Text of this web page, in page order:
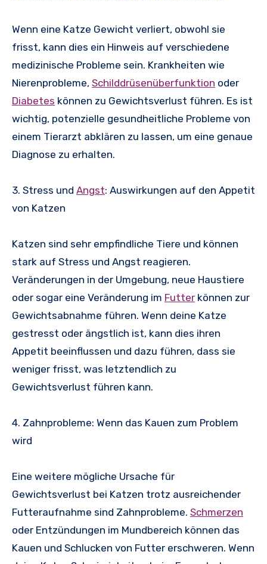
Wenn eine Katze Gewicht verliert, obwohl sie
frisst, kann dies ein Hinweis auf verschiedene
medizinische Probleme sein. Krankheiten wie
Nierenprobleme, Schilddrüsenüberfunktion oder
Diabetes können zu Gewichtsverlust führen. Es ist
wichtig, potenzielle gesundheitliche Probleme von
einem Tierarzt abklären zu lassen, um eine genaue
Diagnose zu erhalten.
3. Stress und Angst: Auswirkungen auf den Appetit
von Katzen
Katzen sind sehr empfindliche Tiere und können
stark auf Stress und Angst reagieren.
Veränderungen in der Umgebung, neue Haustiere
oder sogar eine Veränderung im Futter können zur
Gewichtsabnahme führen. Wenn deine Katze
gestresst oder ängstlich ist, kann dies ihren
Appetit beeinflussen und dazu führen, dass sie
weniger frisst, was letztendlich zu
Gewichtsverlust führen kann.
4. Zahnprobleme: Wenn das Kauen zum Problem
wird
Eine weitere mögliche Ursache für
Gewichtsverlust bei Katzen trotz ausreichender
Futteraufnahme sind Zahnprobleme. Schmerzen
oder Entzündungen im Mundbereich können das
Kauen und Schlucken von Futter erschweren. Wenn